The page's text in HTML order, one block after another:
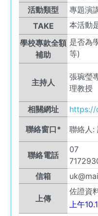
活動類型
專題演
TAKE
本活動
學校專款全額
補助
是否為
等)
主持人
張琬瑩
理教授
相關網址
https://
聯絡窗口* 聯絡人:
聯絡電話
07
信箱
上傳
佐證資
上午